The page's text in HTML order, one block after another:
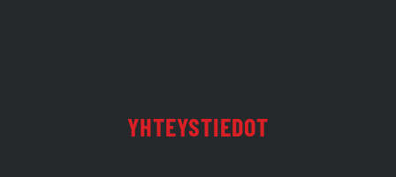
YHTEYSTIEDOT